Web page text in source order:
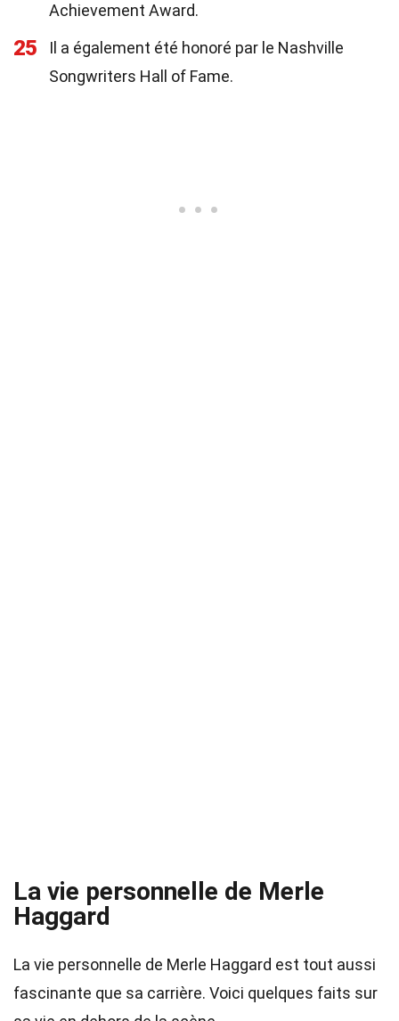
Achievement Award.
25
Il a également été honoré par le Nashville
Songwriters Hall of Fame.
La vie personnelle de Merle
Haggard
La vie personnelle de Merle Haggard est tout aussi
fascinante que sa carrière. Voici quelques faits sur